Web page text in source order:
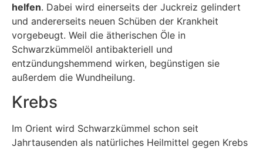
helfen. Dabei wird einerseits der Juckreiz gelindert
und andererseits neuen Schüben der Krankheit
vorgebeugt. Weil die ätherischen Öle in
Schwarzkümmelöl antibakteriell und
entzündungshemmend wirken, begünstigen sie
außerdem die Wundheilung.
Krebs
Im Orient wird Schwarzkümmel schon seit
Jahrtausenden als natürliches Heilmittel gegen Krebs